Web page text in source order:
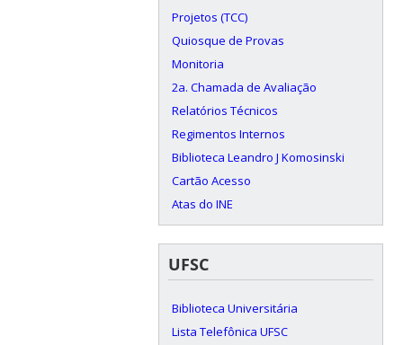
Projetos (TCC)
Quiosque de Provas
Monitoria
2a. Chamada de Avaliação
Relatórios Técnicos
Regimentos Internos
Biblioteca Leandro J Komosinski
Cartão Acesso
Atas do INE
UFSC
Biblioteca Universitária
Lista Telefônica UFSC